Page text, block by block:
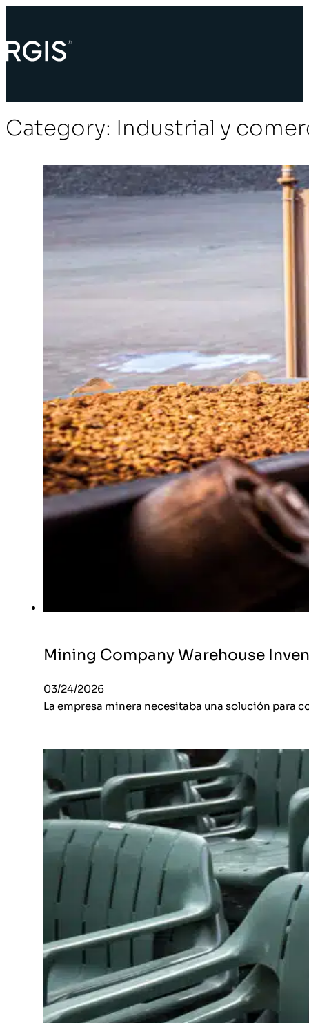
Category: Industrial y
Mining Company Warehouse
03/24/2026
La empresa minera necesitaba una solución para